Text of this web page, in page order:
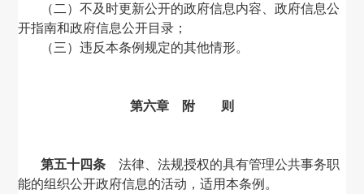
（二）不及时更新公开的政府信息内容、政府信息公
开指南和政府信息公开目录；
（三）违反本条例规定的其他情形。
第六章 附 则
第五十四条 法律、法规授权的具有管理公共事务职
能的组织公开政府信息的活动，适用本条例。